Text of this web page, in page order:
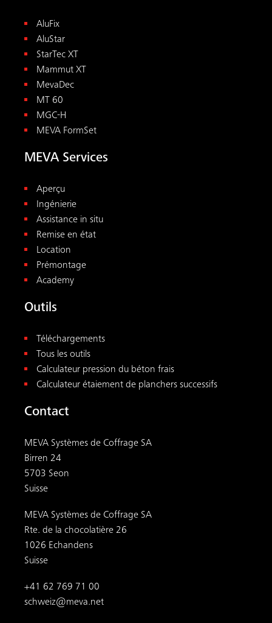
AluFix
AluStar
StarTec XT
Mammut XT
MevaDec
MT 60
MGC-H
MEVA FormSet
MEVA Services
Aperçu
Ingénierie
Assistance in situ
Remise en état
Location
Prémontage
Academy
Outils
Téléchargements
Tous les outils
Calculateur pression du béton frais
Calculateur étaiement de planchers successifs
Contact
MEVA Systèmes de Coffrage SA
Birren 24
5703 Seon
Suisse
MEVA Systèmes de Coffrage SA
Rte. de la chocolatière 26
1026 Echandens
Suisse
+41 62 769 71 00
schweiz@meva.net